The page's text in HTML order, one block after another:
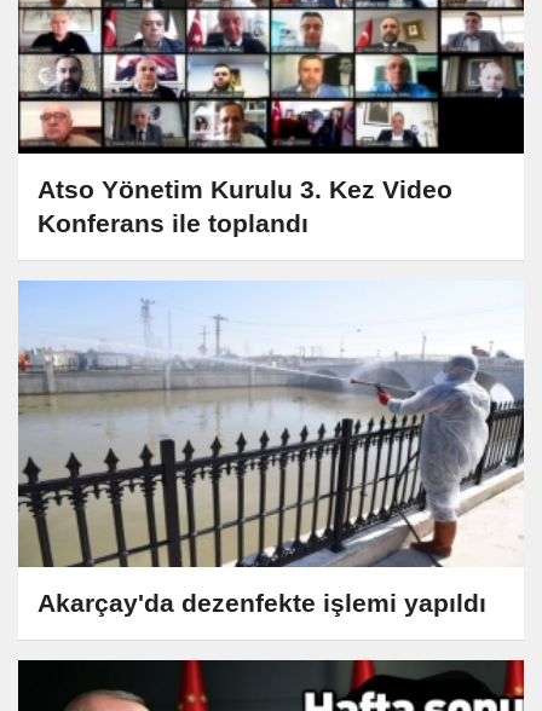
Atso Yönetim Kurulu 3. Kez Video
Konferans ile toplandı
Akarçay'da dezenfekte işlemi yapıldı